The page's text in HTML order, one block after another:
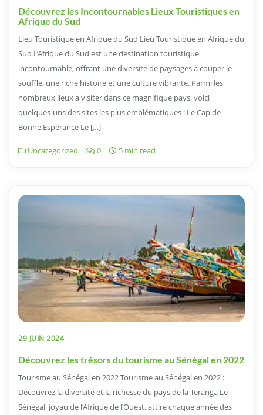
Découvrez les Incontournables Lieux Touristiques en
Afrique du Sud
Lieu Touristique en Afrique du Sud Lieu Touristique en Afrique du
Sud L’Afrique du Sud est une destination touristique
incontournable, offrant une diversité de paysages à couper le
souffle, une riche histoire et une culture vibrante. Parmi les
nombreux lieux à visiter dans ce magnifique pays, voici
quelques-uns des sites les plus emblématiques : Le Cap de
Bonne Espérance Le […]
Uncategorized 0 5 min read
29 JUIN 2024
Découvrez les trésors du tourisme au Sénégal en 2022
Tourisme au Sénégal en 2022 Tourisme au Sénégal en 2022 :
Découvrez la diversité et la richesse du pays de la Teranga Le
Sénégal, joyau de l’Afrique de l’Ouest, attire chaque année des